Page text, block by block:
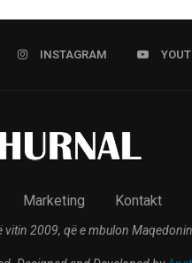
INSTAGRAM
Marketing Kontakt
2009, që e mbulon